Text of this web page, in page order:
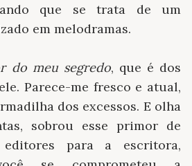
que se trata de um
em melodramas.
do meu segredo, que é dos
Parece-me fresco e atual,
dos excessos. E olha
sobrou esse primor de
editores para a escritora,